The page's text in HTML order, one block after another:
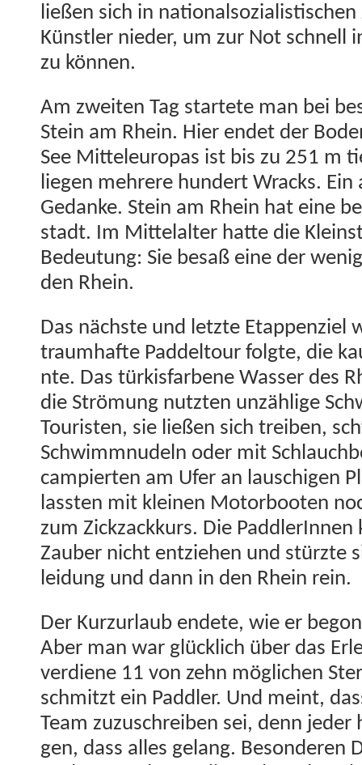
ließen sich in
Kün­stler nieder, um zur Not schnell
zu können.
Am zweit­en Tag startete man bei
Stein am Rhein. Hier endet der
See Mit­teleu­ropas ist bis zu 251 m
liegen mehrere hun­dert Wracks.
Gedanke. Stein am Rhein hat eine
stadt. Im Mit­te­lal­ter hat­te die
Bedeu­tung: Sie besaß eine der
den Rhein.
Das näch­ste und let­zte Etap­pen­ziel
traumhafte Pad­del­tour fol­gte, die
nte. Das türk­is­far­bene Wass­er des
die Strö­mung nutzten unzäh­lige
Touris­ten, sie ließen sich treiben,
Schwimm­nudeln oder mit
campierten am Ufer an lauschi­gen
lassten mit kleinen Motor­booten
zum Zick­za­ck­kurs. Die
Zauber nicht entziehen und stürzte
lei­dung und dann in den Rhein rein.
Der Kurzurlaub endete, wie er
Aber man war glück­lich über das
ver­di­ene 11 von zehn möglichen
schmitzt ein Pad­dler. Und meint,
Team zuzuschreiben sei, denn
gen, dass alles gelang. Beson­deren